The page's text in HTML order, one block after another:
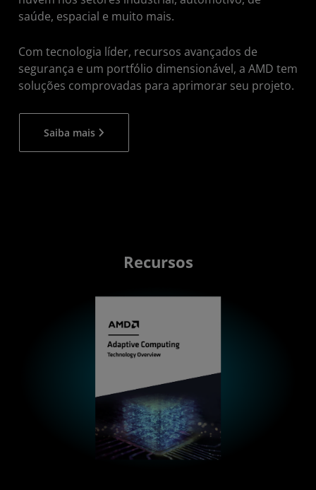
saúde, espacial e muito mais.
Com tecnologia líder, recursos avançados de
segurança e um portfólio dimensionável, a AMD tem
soluções comprovadas para aprimorar seu projeto.
Saiba mais
Recursos